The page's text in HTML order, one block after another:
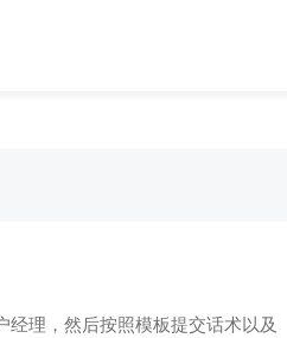
理，然后按照模板提交话术以及